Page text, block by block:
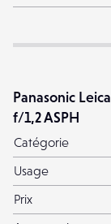
Panasonic
f/1,2 ASPH
Catégorie
Usage
Prix